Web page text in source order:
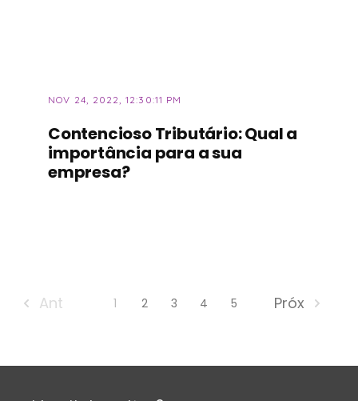
NOV 24, 2022, 12:30:11 PM
Contencioso Tributário: Qual a
importância para a sua
empresa?
Ant 1 2 3 4 5 Próx